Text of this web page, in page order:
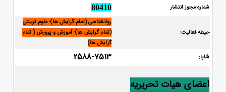
شماره مجوز انتشار
80410
حیطه فعالیت:
روانشناسی (تمام گرایش ها)- علوم تربیتی
(تمام گرایش ها)- آموزش و پرورش ( تمام
گرایش ها)
شاپا:
2588-7513
اعضای هیات تحریریه